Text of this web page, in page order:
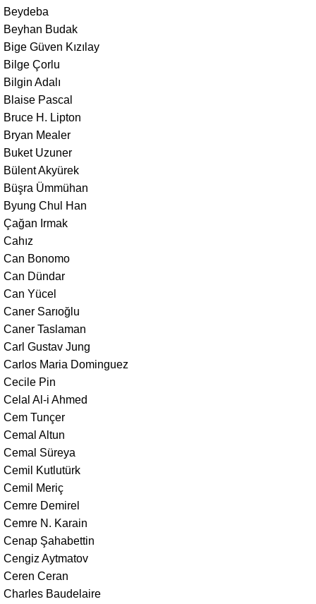
Beydeba
Beyhan Budak
Bige Güven Kızılay
Bilge Çorlu
Bilgin Adalı
Blaise Pascal
Bruce H. Lipton
Bryan Mealer
Buket Uzuner
Bülent Akyürek
Büşra Ümmühan
Byung Chul Han
Çağan Irmak
Cahız
Can Bonomo
Can Dündar
Can Yücel
Caner Sarıoğlu
Caner Taslaman
Carl Gustav Jung
Carlos Maria Dominguez
Cecile Pin
Celal Al-i Ahmed
Cem Tunçer
Cemal Altun
Cemal Süreya
Cemil Kutlutürk
Cemil Meriç
Cemre Demirel
Cemre N. Karain
Cenap Şahabettin
Cengiz Aytmatov
Ceren Ceran
Charles Baudelaire